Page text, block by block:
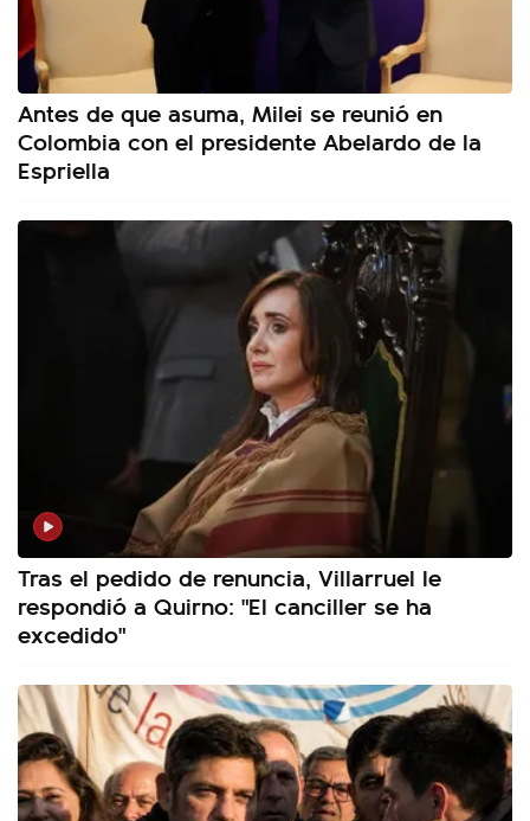
Antes de que asuma, Milei se reunió en
Colombia con el presidente Abelardo de la
Espriella
Tras el pedido de renuncia, Villarruel le
respondió a Quirno: "El canciller se ha
excedido"